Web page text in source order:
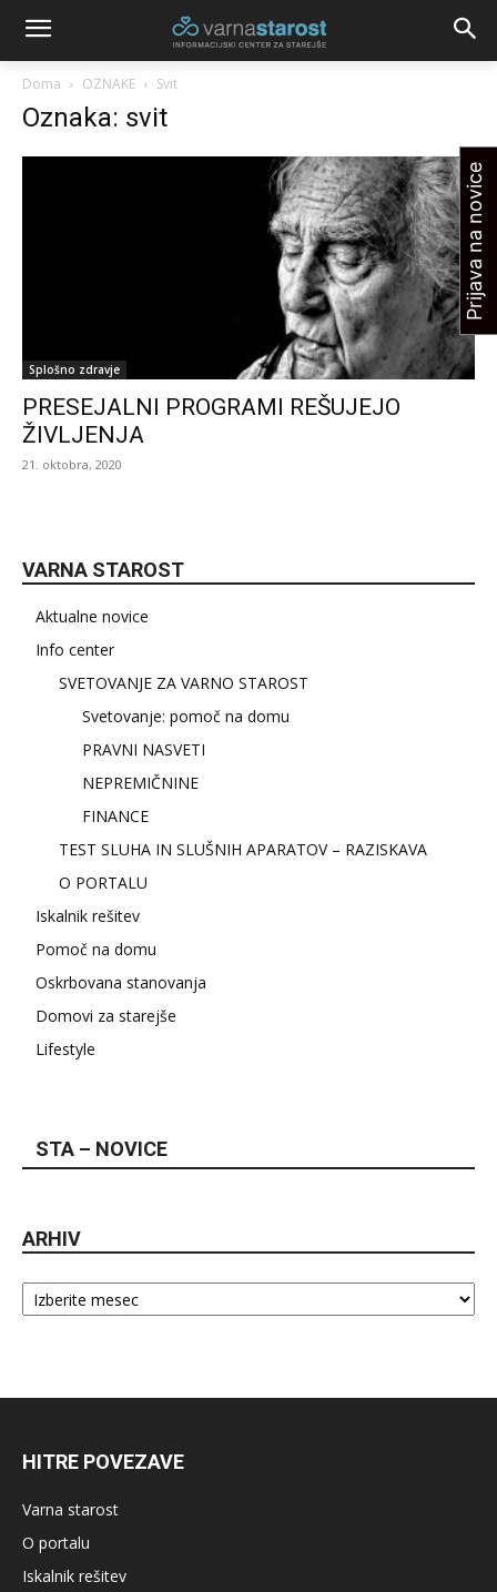
Doma OZNAKE Svit
Oznaka: svit
Splošno zdravje
PRESEJALNI PROGRAMI REŠUJEJO
ŽIVLJENJA
21. oktobra, 2020
VARNA STAROST
Aktualne novice
Info center
SVETOVANJE ZA VARNO STAROST
Svetovanje: pomoč na domu
PRAVNI NASVETI
NEPREMIČNINE
FINANCE
TEST SLUHA IN SLUŠNIH APARATOV – RAZISKAVA
O PORTALU
Iskalnik rešitev
Pomoč na domu
Oskrbovana stanovanja
Domovi za starejše
Lifestyle
STA – NOVICE
ARHIV
Arhiv
HITRE POVEZAVE
Varna starost
O portalu
Iskalnik rešitev
Prijava na novice